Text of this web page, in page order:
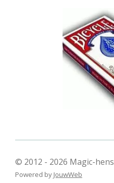
© 2012 - 2026 Magic-hens
Powered by JouwWeb